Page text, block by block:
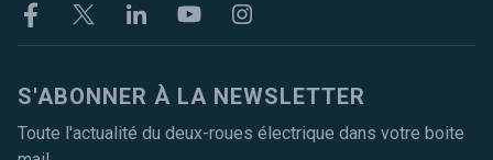
FacebookTwitter LinkekinYoutubeInstagram
S'ABONNER À LA NEWSLETTER
Toute l'actualité du deux-roues électrique dans votre boite